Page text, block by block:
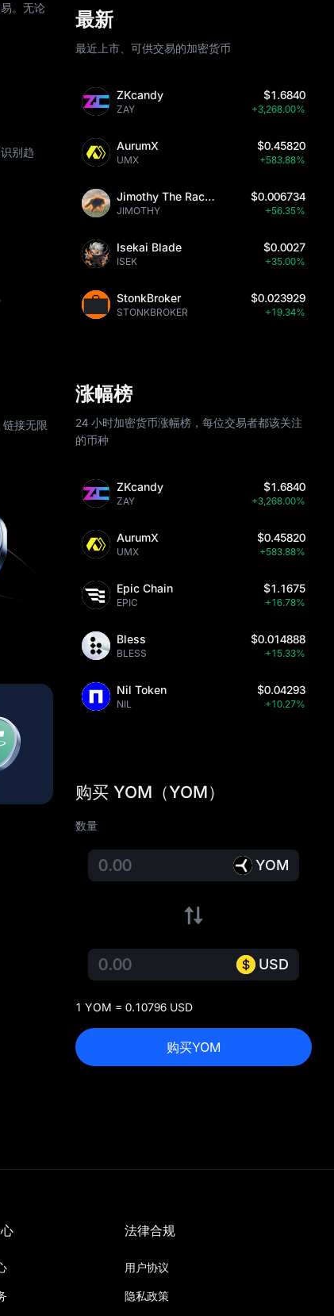
。无论
别趋
接无限
最新
最近上市、可供交易的加密货币
ZKcandy
ZAY
$1.6840
+3,268.00%
AurumX
UMX
$0.45820
+583.88%
Jimothy The Raccoon
JIMOTHY
$0.006734
+56.35%
Isekai Blade
ISEK
$0.0027
+35.00%
StonkBroker
STONKBROKER
$0.023929
+19.34%
涨幅榜
24 小时加密货币涨幅榜，每位交易者都该关注
的币种
ZKcandy
ZAY
$1.6840
+3,268.00%
AurumX
UMX
$0.45820
+583.88%
Epic Chain
EPIC
$1.1675
+16.78%
Bless
BLESS
$0.014888
+15.33%
Nil Token
NIL
$0.04293
+10.27%
购买 YOM（YOM）
数量
YOM
USD
1 YOM = 0.10796 USD
购买YOM
法律合规
用户协议
隐私政策